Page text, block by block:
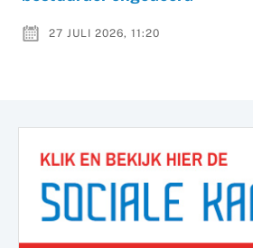
27 JULI 2026, 11:20